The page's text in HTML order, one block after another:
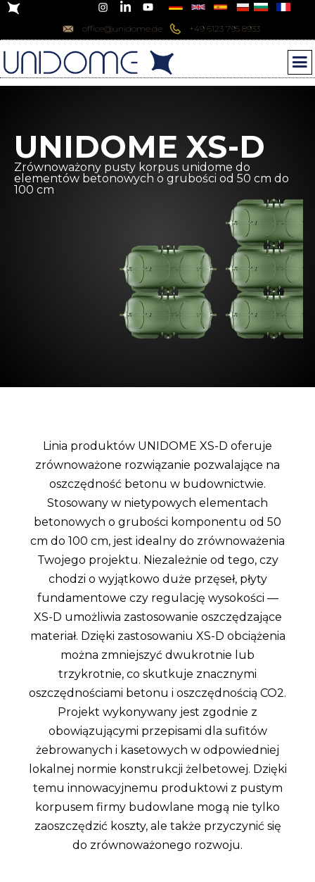
office@unidome.de +49 6123 795 8933
UNIDOME XS-D
Zrównoważony pusty korpus unidome do
elementów betonowych o grubości od 50 cm do
100 cm
Linia produktów UNIDOME XS-D oferuje
zrównoważone rozwiązanie pozwalające na
oszczędność betonu w budownictwie.
Stosowany w nietypowych elementach
betonowych o grubości komponentu od 50
cm do 100 cm, jest idealny do zrównoważenia
Twojego projektu. Niezależnie od tego, czy
chodzi o wyjątkowo duże przęseł, płyty
fundamentowe czy regulację wysokości —
XS-D umożliwia zastosowanie oszczędzające
materiał. Dzięki zastosowaniu XS-D obciążenia
można zmniejszyć dwukrotnie lub
trzykrotnie, co skutkuje znacznymi
oszczędnościami betonu i oszczędnością CO2.
Projekt wykonywany jest zgodnie z
obowiązującymi przepisami dla sufitów
żebrowanych i kasetowych w odpowiedniej
lokalnej normie konstrukcji żelbetowej. Dzięki
temu innowacyjnemu produktowi z pustym
korpusem firmy budowlane mogą nie tylko
zaoszczędzić koszty, ale także przyczynić się
do zrównoważonego rozwoju.